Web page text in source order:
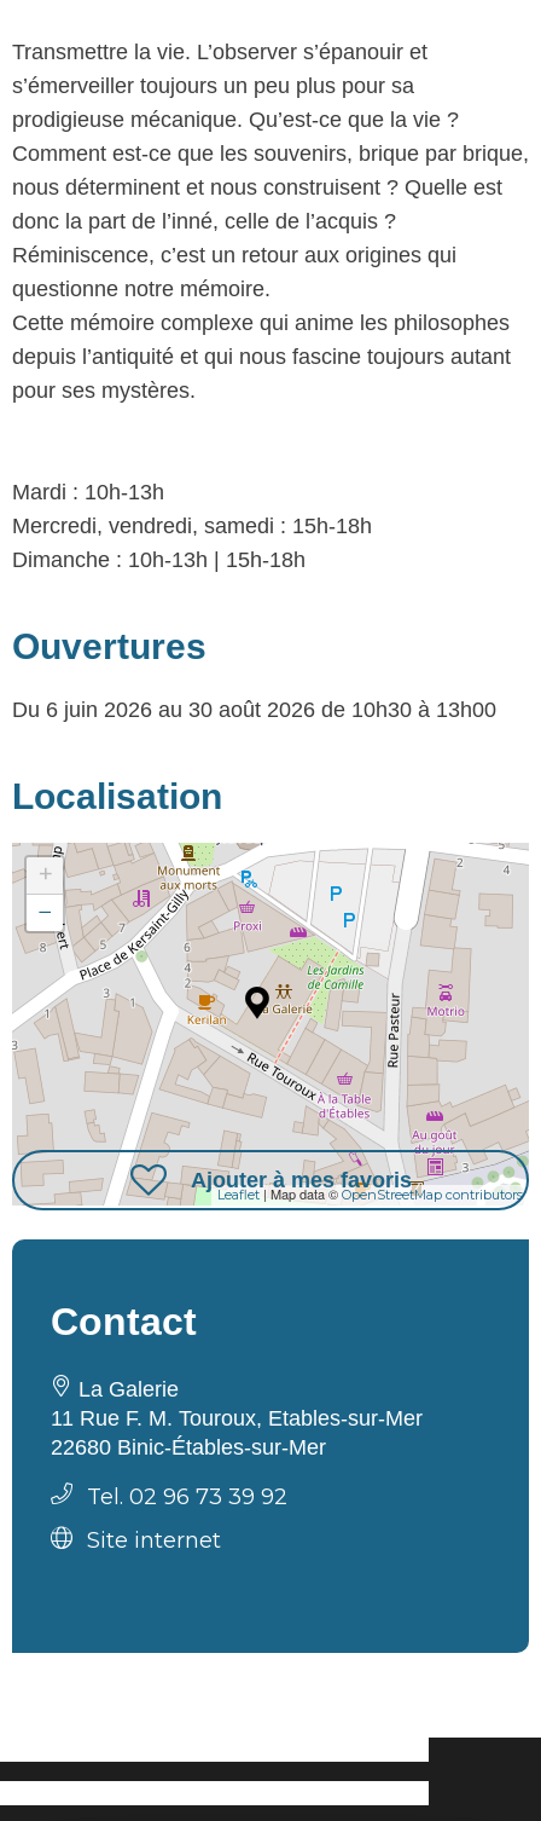
Transmettre la vie. L’observer s’épanouir et
s’émerveiller toujours un peu plus pour sa
prodigieuse mécanique. Qu’est-ce que la vie ?
Comment est-ce que les souvenirs, brique par brique,
nous déterminent et nous construisent ? Quelle est
donc la part de l’inné, celle de l’acquis ?
Réminiscence, c’est un retour aux origines qui
questionne notre mémoire.
Cette mémoire complexe qui anime les philosophes
depuis l’antiquité et qui nous fascine toujours autant
pour ses mystères.
Mardi : 10h-13h
Mercredi, vendredi, samedi : 15h-18h
Dimanche : 10h-13h | 15h-18h
Ouvertures
Du 6 juin 2026 au 30 août 2026 de 10h30 à 13h00
Localisation
+
−
Leaflet| Map data © OpenStreetMap contributors
Ajouter à mes favoris
Contact
La Galerie
11 Rue F. M. Touroux, Etables-sur-Mer
22680 Binic-Étables-sur-Mer
Tel. 02 96 73 39 92
Site internet